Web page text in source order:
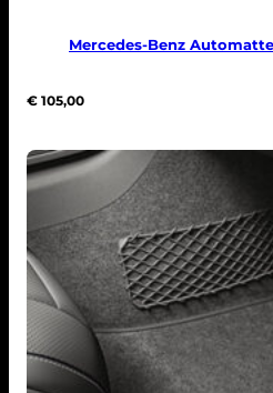
Mercedes-Benz
€ 105,00